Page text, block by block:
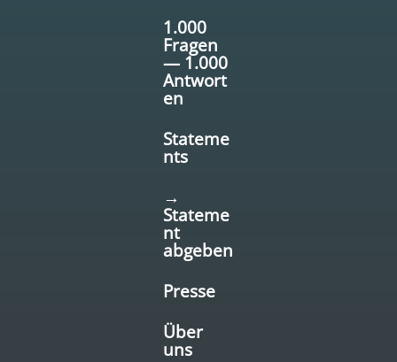
1.000
Fragen
— 1.000
Antwort
en
Stateme
nts
→
Stateme
nt
abgeben
Presse
Über
uns